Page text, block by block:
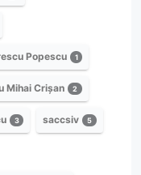
Popescu 1
Mihai Crișan 2
3 saccsiv 5